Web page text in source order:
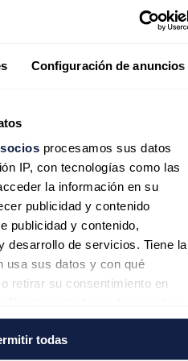
Configuración de anuncios
procesamos sus datos
IP, con tecnologías como las
la información en su
publicidad y contenido
publicidad y contenido,
desarrollo de servicios. Tiene la
usa sus datos y con qué
retirar su consentimiento en
todas
de 32.000 toneladas de CO2
implique la vinculación con hasta
que se implantará, entre ellos la
la burgalesa Copsa.
productivos de la
ya que parte de los
que Siemens Gamesa tiene en
de los aerogeneradores se
526 millones para
eléctricas del
Brasil